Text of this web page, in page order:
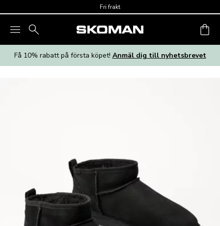
Fri frakt
Få 10% rabatt på första köpet! Anmäl dig till nyhetsbrevet